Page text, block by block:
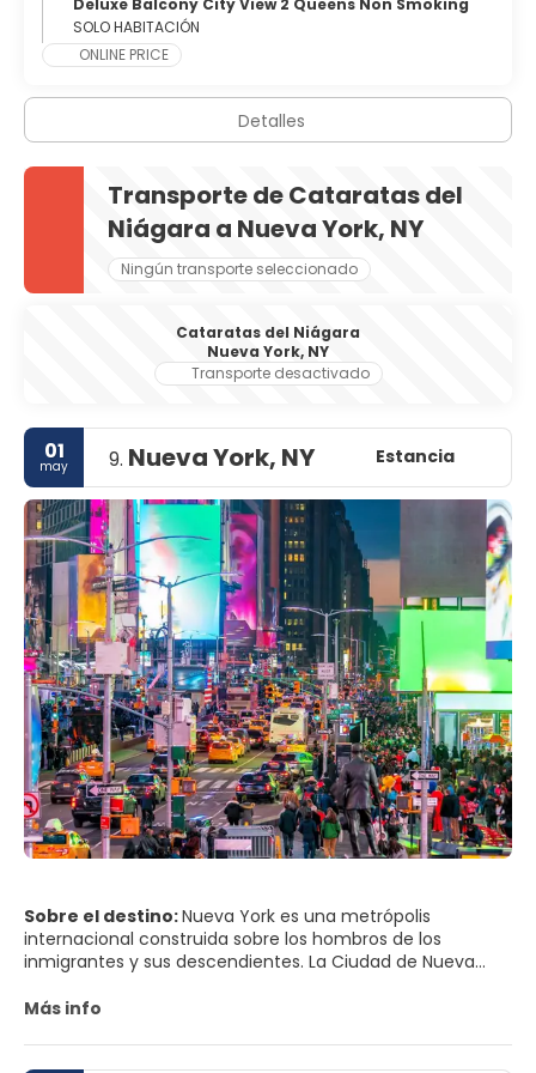
SOLO HABITACIÓN
ONLINE PRICE
Detalles
Transporte de Cataratas del
Niágara a Nueva York, NY
Ningún transporte seleccionado
Cataratas del Niágara
Nueva York, NY
Transporte desactivado
01
may 9. Nueva York, NY Estancia
Sobre el destino:Nueva York es una metrópolis
internacional construida sobre los hombros de los
inmigrantes y sus descendientes. La Ciudad de Nueva
más de 50 millones de visitantes por año. Su gira por la
cientos de culturas que se pueden explorar fácilmente a
Más info